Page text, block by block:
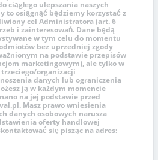
ciągłego ulepszania naszych
to osiągnąć będziemy korzystać z
cel Administratora (art. 6
i zainteresowań. Dane będą
w tym celu do momentu
bez uprzedniej zgody
na podstawie przepisów
marketingowym), ale tylko w
organizacji
danych lub ograniczenia
ją w każdym momencie
na jej podstawie przed
Masz prawo wniesienia
danych osobowych narusza
oferty handlowej
się pisząc na adres: